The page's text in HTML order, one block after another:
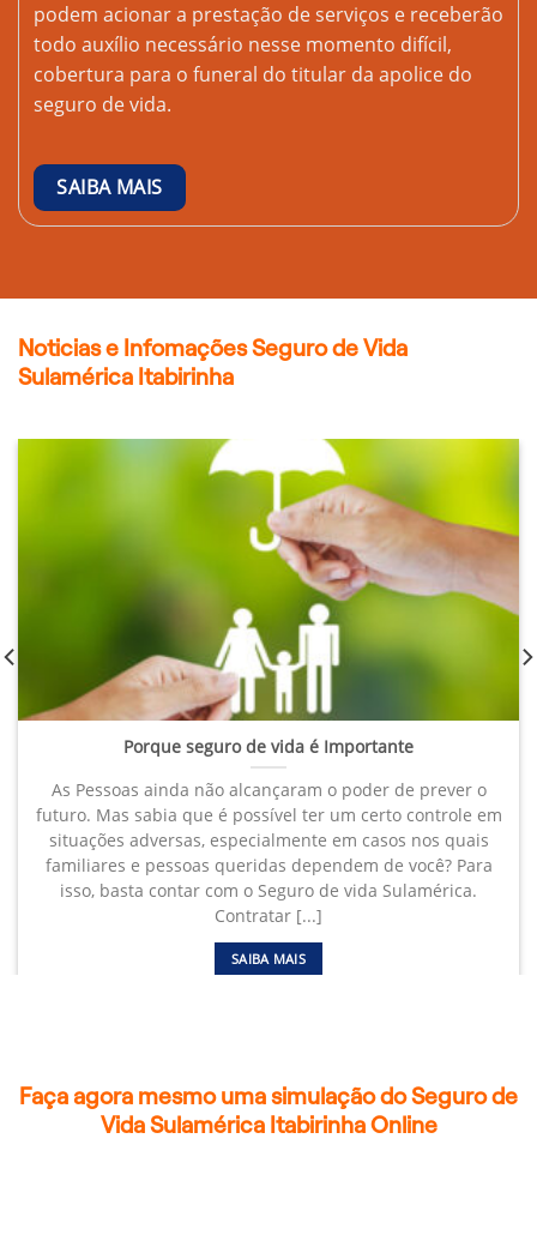
podem acionar a prestação de serviços e receberão
todo auxílio necessário nesse momento difícil,
cobertura para o funeral do titular da apolice do
seguro de vida.
SAIBA MAIS
Noticias e Infomações Seguro de Vida
Sulamérica Itabirinha
Porque seguro de vida é Importante
As Pessoas ainda não alcançaram o poder de prever o
futuro. Mas sabia que é possível ter um certo controle em
situações adversas, especialmente em casos nos quais
familiares e pessoas queridas dependem de você? Para
isso, basta contar com o Seguro de vida Sulamérica.
Contratar [...]
SAIBA MAIS
Faça agora mesmo uma simulação do Seguro de
Vida Sulamérica Itabirinha Online